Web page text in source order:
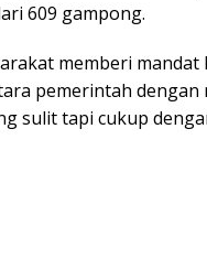
609 gampong.
memberi
pemerintah
sulit tapi cukup